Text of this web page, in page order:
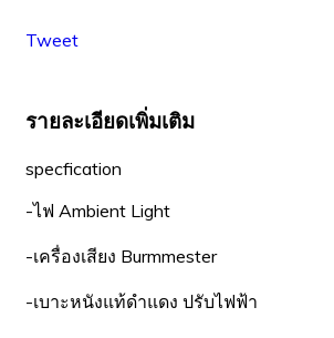
Tweet
รายละเอียดเพิ่มเติม
specfication
-ไฟ Ambient Light
-เครื่องเสียง Burmmester
-เบาะหนังแท้ดำแดง ปรับไฟฟ้า